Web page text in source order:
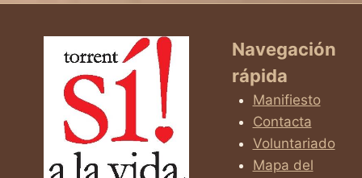
Navegación
rápida
Manifiesto
Contacta
Voluntariado
Mapa del